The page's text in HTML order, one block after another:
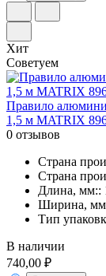
Хит
Советуем
Правило
1,5 м MATRIX
0 отзывов
Страна
Страна
Длина, мм::
Ширина,
Тип
В наличии
740,00 ₽